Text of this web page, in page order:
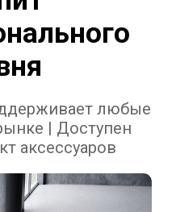
любые
| Доступен
аксессуаров